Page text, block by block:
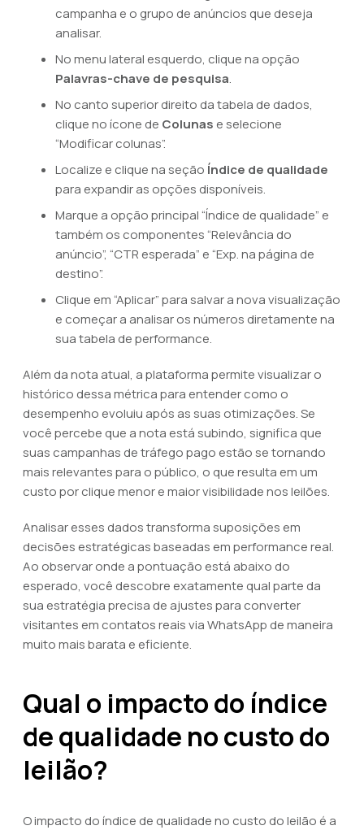
campanha e o grupo de anúncios que deseja
analisar.
No menu lateral esquerdo, clique na opção
Palavras-chave de pesquisa.
No canto superior direito da tabela de dados,
clique no ícone de Colunas e selecione
“Modificar colunas”.
Localize e clique na seção Índice de qualidade
para expandir as opções disponíveis.
Marque a opção principal “Índice de qualidade” e
também os componentes “Relevância do
anúncio”, “CTR esperada” e “Exp. na página de
destino”.
Clique em “Aplicar” para salvar a nova visualização
e começar a analisar os números diretamente na
sua tabela de performance.
Além da nota atual, a plataforma permite visualizar o
histórico dessa métrica para entender como o
desempenho evoluiu após as suas otimizações. Se
você percebe que a nota está subindo, significa que
suas campanhas de tráfego pago estão se tornando
mais relevantes para o público, o que resulta em um
custo por clique menor e maior visibilidade nos leilões.
Analisar esses dados transforma suposições em
decisões estratégicas baseadas em performance real.
Ao observar onde a pontuação está abaixo do
esperado, você descobre exatamente qual parte da
sua estratégia precisa de ajustes para converter
visitantes em contatos reais via WhatsApp de maneira
muito mais barata e eficiente.
Qual o impacto do índice
de qualidade no custo do
leilão?
O impacto do índice de qualidade no custo do leilão é a